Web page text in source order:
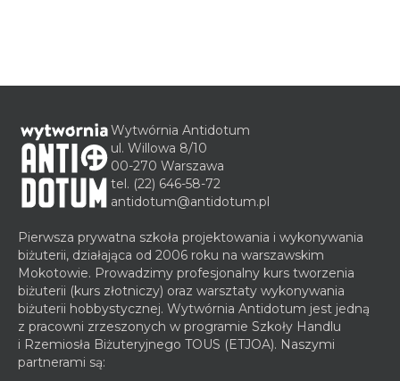
Wytwórnia Antidotum
ul. Willowa 8/10
00-270 Warszawa
tel. (22) 646-58-72
antidotum@antidotum.pl
Pierwsza prywatna szkoła projektowania i wykonywania
biżuterii, działająca od 2006 roku na warszawskim
Mokotowie. Prowadzimy profesjonalny kurs tworzenia
biżuterii (kurs złotniczy) oraz warsztaty wykonywania
biżuterii hobbystycznej. Wytwórnia Antidotum jest jedną
z pracowni zrzeszonych w programie Szkoły Handlu
i Rzemiosła Biżuteryjnego TOUS (ETJOA). Naszymi
partnerami są: